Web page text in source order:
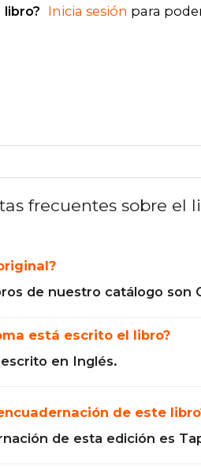
Inicia sesión para
frecuentes sobre el
de nuestro catálogo son
está escrito el libro?
en Inglés.
de este
de esta edición es